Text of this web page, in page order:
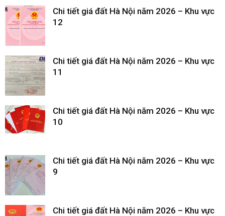
Chi tiết giá đất Hà Nội năm 2026 – Khu vực
12
Chi tiết giá đất Hà Nội năm 2026 – Khu vực
11
Chi tiết giá đất Hà Nội năm 2026 – Khu vực
10
Chi tiết giá đất Hà Nội năm 2026 – Khu vực
9
Chi tiết giá đất Hà Nội năm 2026 – Khu vực